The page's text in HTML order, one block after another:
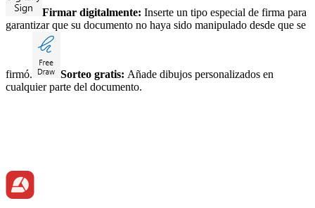
Firmar digitalmente: Inserte un tipo especial de firma para
garantizar que su documento no haya sido manipulado desde que se
firmó. Sorteo gratis: Añade dibujos personalizados en
cualquier parte del documento.